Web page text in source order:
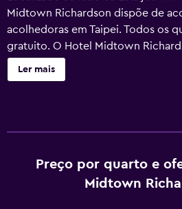
Midtown Richardson dispõe de
acolhedoras em Taipei. Todos os
gratuito. O Hotel Midtown
poucos passos da zona comercial
hóspedes podem encontrar uma
minutos a pé da propriedade.
condicionado e uma televisão de
Ler mais
Preço por quarto e
Midtown